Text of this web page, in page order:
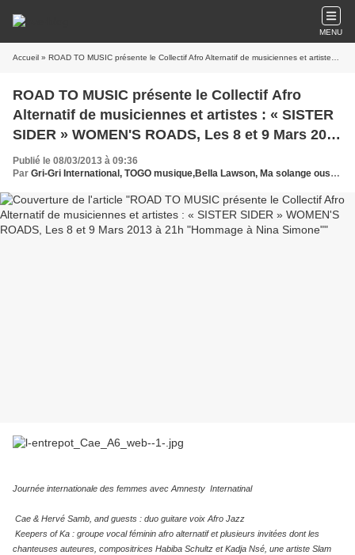
MENU
Accueil » ROAD TO MUSIC présente le Collectif Afro Alternatif de musiciennes et artistes : « SISTER SIDER » WOMEN'S ROADS, Les 8 et 9 Mars 2013 à 21h "Hommage à Nina Simone"
ROAD TO MUSIC présente le Collectif Afro
Alternatif de musiciennes et artistes : « SISTER
SIDER » WOMEN'S ROADS, Les 8 et 9 Mars 2013
à 21h "Hommage à Nina Simone"
Publié le 08/03/2013 à 09:36
Par Gri-Gri International, TOGO musique,Bella Lawson, Ma solange oussou, New York, Blues, France, Love Paris, Music, Afrique, Sony, ROAD TO MUSIC, Cae & Hervé Samb, Nina Simone , Europe
Journée internationale des femmes avec Amnesty Internatinal
Cae & Hervé Samb, and guests : duo guitare voix Afro Jazz
Keepers of Ka : groupe vocal féminin afro alternatif et plusieurs invitées dont les
chanteuses auteures, compositrices Habiba Schultz et Kadja Nsé, une artiste Slam